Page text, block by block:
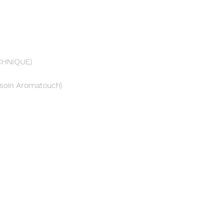
Aromatouch)